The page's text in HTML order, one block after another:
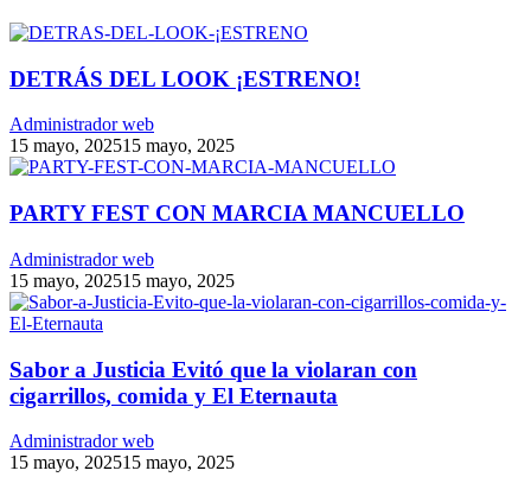
DETRÁS DEL LOOK ¡ESTRENO!
Administrador web
15 mayo, 202515 mayo, 2025
PARTY FEST CON MARCIA MANCUELLO
Administrador web
15 mayo, 202515 mayo, 2025
Sabor a Justicia Evitó que la violaran con
cigarrillos, comida y El Eternauta
Administrador web
15 mayo, 202515 mayo, 2025